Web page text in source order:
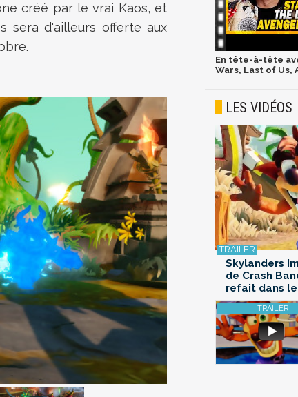
créé par le vrai Kaos, et
sera d'ailleurs offerte aux
En tête-à-tête
Wars, Last of Us,
LES VIDÉOS
Skylanders
de Crash
refait dans